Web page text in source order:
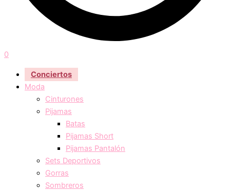
0
Conciertos
Moda
Cinturones
Pijamas
Batas
Pijamas Short
Pijamas Pantalón
Sets Deportivos
Gorras
Sombreros